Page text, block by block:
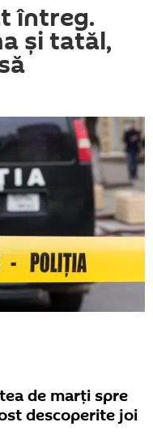
întreg.
și tatăl,
de marți spre
descoperite joi